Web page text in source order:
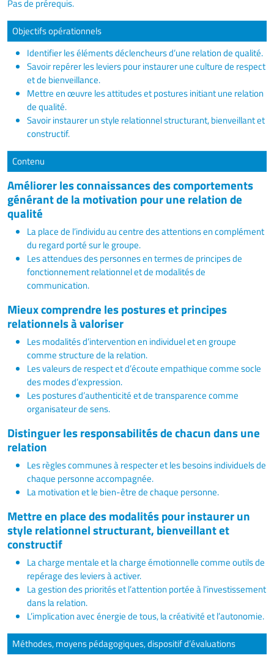
Pas de prérequis.
Objectifs opérationnels
Identifier les éléments déclencheurs d’une relation de qualité.
Savoir repérer les leviers pour instaurer une culture de respect
et de bienveillance.
Mettre en œuvre les attitudes et postures initiant une relation
de qualité.
Savoir instaurer un style relationnel structurant, bienveillant et
constructif.
Contenu
Améliorer les connaissances des comportements
générant de la motivation pour une relation de
qualité
La place de l’individu au centre des attentions en complément
du regard porté sur le groupe.
Les attendues des personnes en termes de principes de
fonctionnement relationnel et de modalités de
communication.
Mieux comprendre les postures et principes
relationnels à valoriser
Les modalités d’intervention en individuel et en groupe
comme structure de la relation.
Les valeurs de respect et d’écoute empathique comme socle
des modes d’expression.
Les postures d’authenticité et de transparence comme
organisateur de sens.
Distinguer les responsabilités de chacun dans une
relation
Les règles communes à respecter et les besoins individuels de
chaque personne accompagnée.
La motivation et le bien-être de chaque personne.
Mettre en place des modalités pour instaurer un
style relationnel structurant, bienveillant et
constructif
La charge mentale et la charge émotionnelle comme outils de
repérage des leviers à activer.
La gestion des priorités et l’attention portée à l’investissement
dans la relation.
L’implication avec énergie de tous, la créativité et l’autonomie.
Méthodes, moyens pédagogiques, dispositif d’évaluations